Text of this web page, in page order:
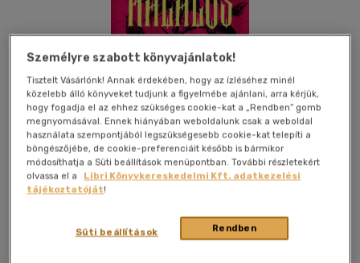
Beleolvasok Kívánságlistához adom Megosztom
Cartaphilus Kft.|2026|magyar nyelvű|puhatáblás,
Személyre szabott könyvajánlatok!
Tisztelt Vásárlónk! Annak érdekében, hogy az ízléséhez minél
közelebb álló könyveket tudjunk a figyelmébe ajánlani, arra kérjük,
hogy fogadja el az ehhez szükséges cookie-kat a „Rendben” gomb
megnyomásával. Ennek hiányában weboldalunk csak a weboldal
használata szempontjából legszükségesebb cookie-kat telepíti a
böngészőjébe, de cookie-preferenciáit később is bármikor
módosíthatja a Süti beállítások menüpontban. További részletekért
olvassa el a
Libri Könyvkereskedelmi Kft. adatkezelési
tájékoztatóját!
Rendben
Süti beállítások